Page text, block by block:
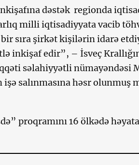
dəstək regionda
milli iqtisadiyyata vacib
bir sıra şirkət kişilərin idarə
inkişaf edir”, – İsveç
səlahiyyətli nümayəndəsi
salınmasına həsr olunmuş
proqramını 16 ölkədə